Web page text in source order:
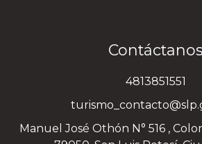
Contáctanos
4813851551
Manuel José Othón N° 516 ,